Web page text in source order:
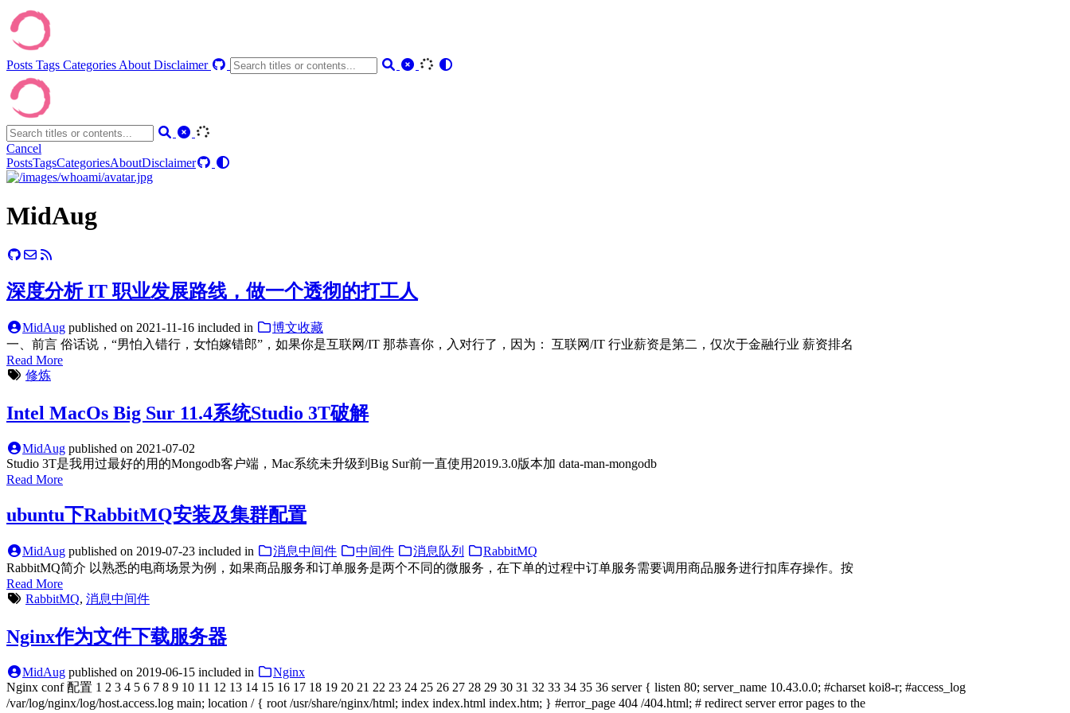
Posts Tags Categories About Disclaimer
Cancel
PostsTagsCategoriesAboutDisclaimer
MidAug
深度分析 IT 职业发展路线，做一个透彻的打工人
MidAug published on 2021-11-16 included in
博文收藏
一、前言 俗话说，“男怕入错行，女怕嫁错郎”，如果你是互联网/IT 那恭喜你，入对行了，因为： 互联网/IT 行业薪资是第二，仅次于金融行业 薪资排名
Read More
修炼
Intel MacOs Big Sur 11.4系统Studio 3T破解
MidAug published on 2021-07-02
Studio 3T是我用过最好的用的Mongodb客户端，Mac系统未升级到Big Sur前一直使用2019.3.0版本加 data-man-mongodb
Read More
ubuntu下RabbitMQ安装及集群配置
MidAug published on 2019-07-23 included in 消息中间件 中间件 消息队列
RabbitMQ
RabbitMQ简介 以熟悉的电商场景为例，如果商品服务和订单服务是两个不同的微服务，在下单的过程中订单服务需要调用商品服务进行扣库存操作。按
Read More
RabbitMQ, 消息中间件
Nginx作为文件下载服务器
MidAug published on 2019-06-15 included in
Nginx
Nginx conf 配置 1 2 3 4 5 6 7 8 9 10 11 12 13 14 15 16 17 18 19 20 21 22 23 24 25 26 27 28 29 30 31 32 33 34 35 36 server { listen 80; server_name 10.43.0.0; #charset koi8-r; #access_log
/var/log/nginx/log/host.access.log main; location / { root /usr/share/nginx/html; index index.html index.htm; } #error_page 404 /404.html; # redirect server error pages to the